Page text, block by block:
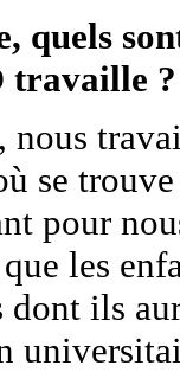
quels
travaille ?
nous
se
pour
les
ils